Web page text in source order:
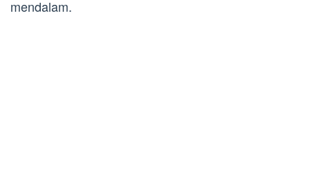
mendalam.